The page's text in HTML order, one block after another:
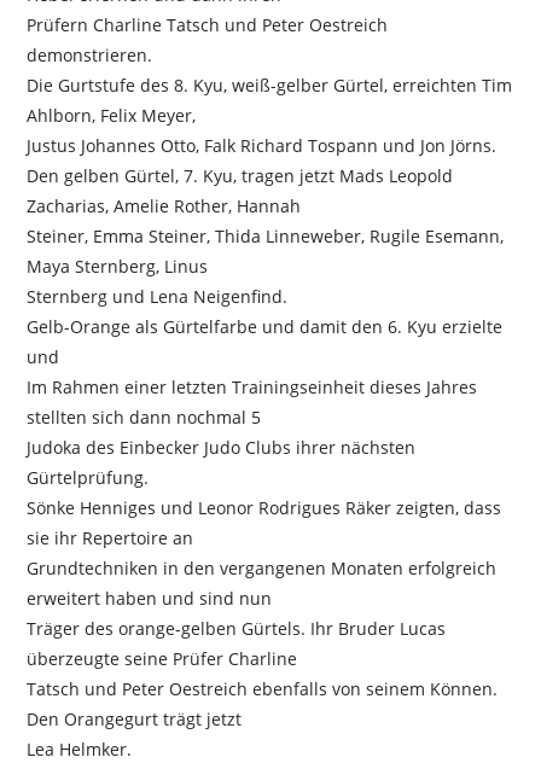
Prüfern Charline Tatsch und Peter Oestreich
demonstrieren.
Die Gurtstufe des 8. Kyu, weiß-gelber Gürtel, erreichten Tim
Ahlborn, Felix Meyer,
Justus Johannes Otto, Falk Richard Tospann und Jon Jörns.
Den gelben Gürtel, 7. Kyu, tragen jetzt Mads Leopold
Zacharias, Amelie Rother, Hannah
Steiner, Emma Steiner, Thida Linneweber, Rugile Esemann,
Maya Sternberg, Linus
Sternberg und Lena Neigenfind.
Gelb-Orange als Gürtelfarbe und damit den 6. Kyu erzielte
und
Im Rahmen einer letzten Trainingseinheit dieses Jahres
stellten sich dann nochmal 5
Judoka des Einbecker Judo Clubs ihrer nächsten
Gürtelprüfung.
Sönke Henniges und Leonor Rodrigues Räker zeigten, dass
sie ihr Repertoire an
Grundtechniken in den vergangenen Monaten erfolgreich
erweitert haben und sind nun
Träger des orange-gelben Gürtels. Ihr Bruder Lucas
überzeugte seine Prüfer Charline
Tatsch und Peter Oestreich ebenfalls von seinem Können.
Den Orangegurt trägt jetzt
Lea Helmker.